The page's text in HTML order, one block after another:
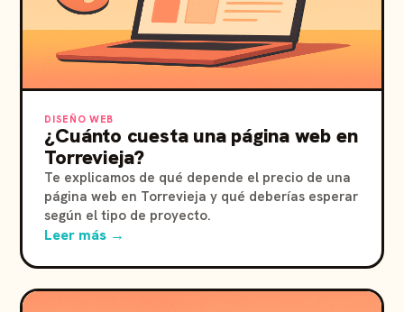
DISEÑO WEB
¿Cuánto cuesta una página web en
Torrevieja?
Te explicamos de qué depende el precio de una
página web en Torrevieja y qué deberías esperar
según el tipo de proyecto.
Leer más →